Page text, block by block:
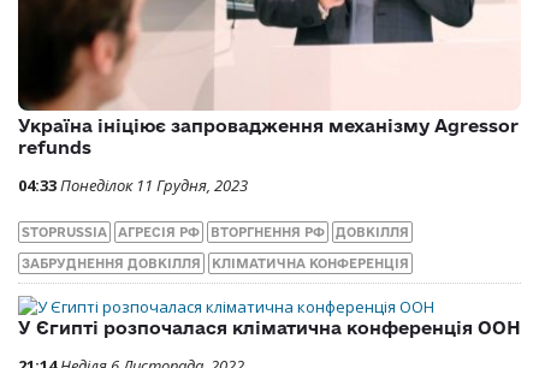
Україна ініціює запровадження механізму Agressor
refunds
04:33Понеділок 11 Грудня, 2023
STOPRUSSIA АГРЕСІЯ РФ ВТОРГНЕННЯ РФ ДОВКІЛЛЯ
ЗАБРУДНЕННЯ ДОВКІЛЛЯ КЛІМАТИЧНА КОНФЕРЕНЦІЯ
У Єгипті розпочалася кліматична конференція ООН